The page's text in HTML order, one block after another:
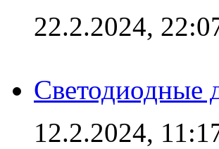
22.2.2024,
Светодиодные
12.2.2024,